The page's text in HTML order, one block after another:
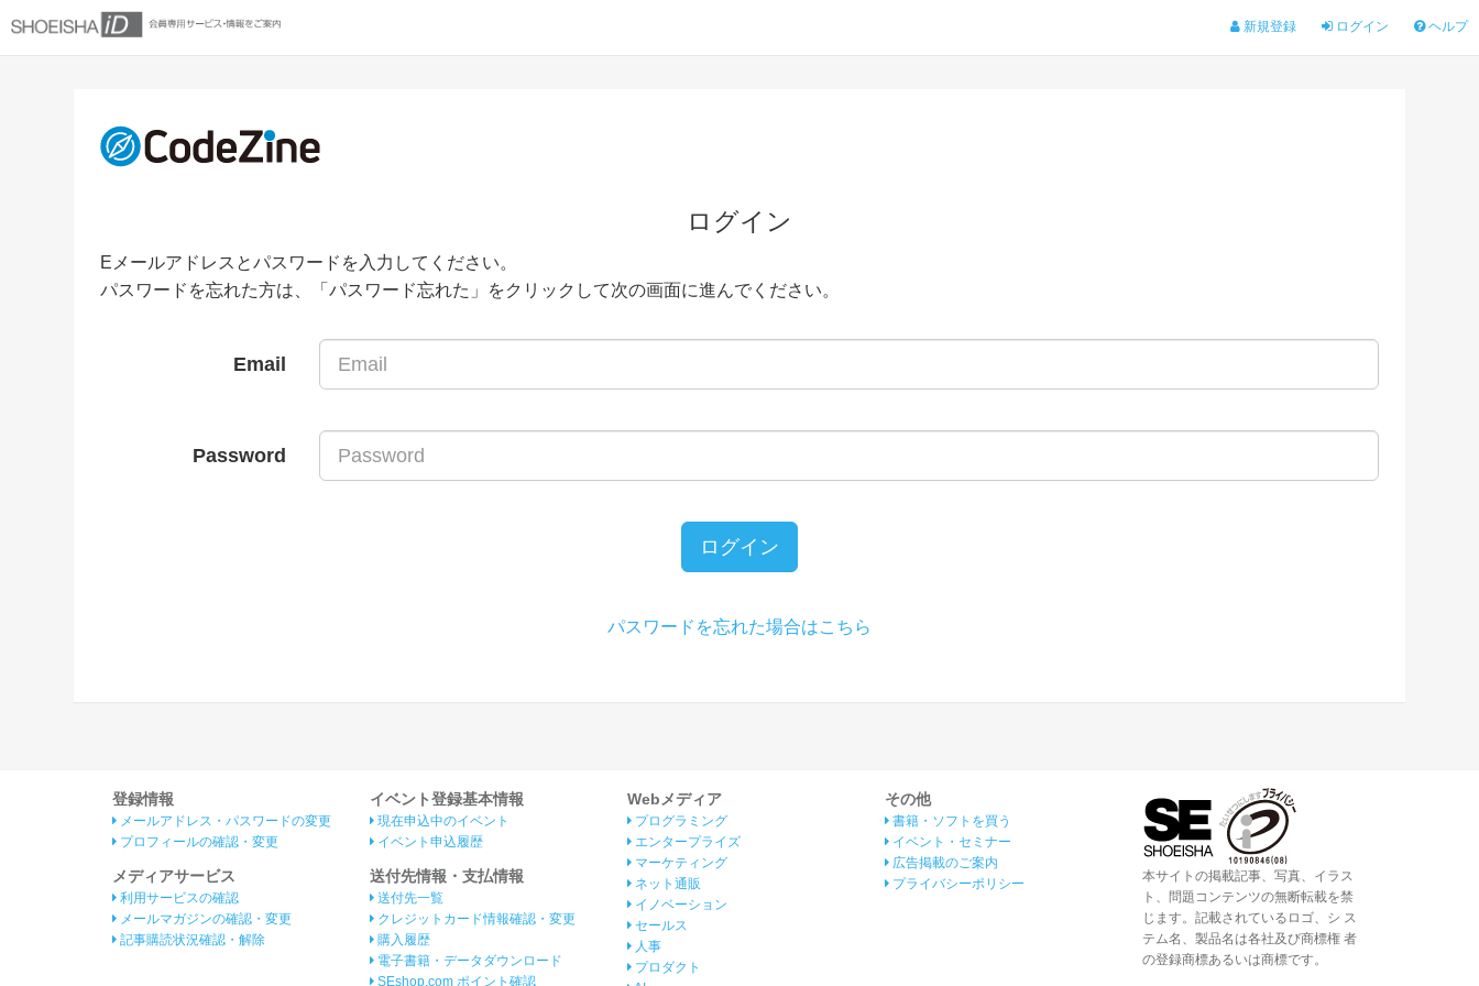
新規登録 ログイン ヘルプ
ログイン
Eメールアドレスとパスワードを入力してください。
パスワードを忘れた方は、「パスワード忘れた」をクリックして次の画面に進んでください。
Email
Password
ログイン
パスワードを忘れた場合はこちら
登録情報
メールアドレス・パスワードの変更
プロフィールの確認・変更
メディアサービス
利用サービスの確認
メールマガジンの確認・変更
記事購読状況確認・解除
イベント登録基本情報
現在申込中のイベント
イベント申込履歴
送付先情報・支払情報
送付先一覧
クレジットカード情報確認・変更
購入履歴
電子書籍・データダウンロード
SEshop.com ポイント確認
Webメディア
プログラミング
エンタープライズ
マーケティング
ネット通販
イノベーション
セールス
人事
プロダクト
その他
書籍・ソフトを買う
イベント・セミナー
広告掲載のご案内
プライバシーポリシー
本サイトの掲載記事、写真、イラス
ト、問題コンテンツの無断転載を禁
じます。記載されているロゴ、シ ス
テム名、製品名は各社及び商標権 者
の登録商標あるいは商標です。